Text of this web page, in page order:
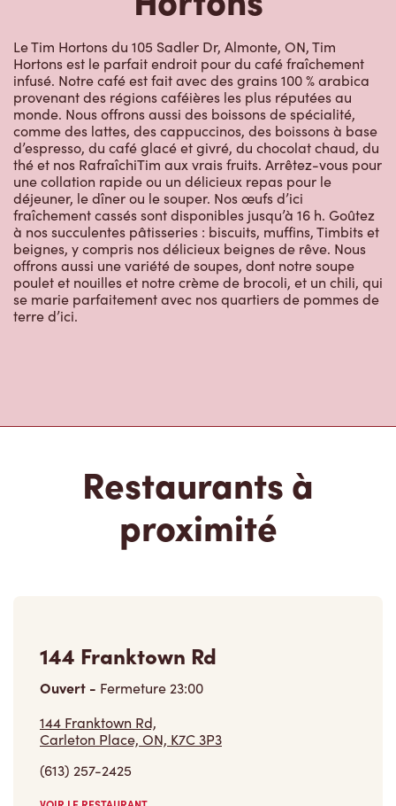
Le Tim Hortons du 105 Sadler Dr, Almonte, ON, Tim
Hortons est le parfait endroit pour du café fraîchement
infusé. Notre café est fait avec des grains 100 % arabica
provenant des régions caféières les plus réputées au
monde. Nous offrons aussi des boissons de spécialité,
comme des lattes, des cappuccinos, des boissons à base
d’espresso, du café glacé et givré, du chocolat chaud, du
thé et nos RafraîchiTim aux vrais fruits. Arrêtez-vous pour
une collation rapide ou un délicieux repas pour le
déjeuner, le dîner ou le souper. Nos œufs d’ici
fraîchement cassés sont disponibles jusqu’à 16 h. Goûtez
à nos succulentes pâtisseries : biscuits, muffins, Timbits et
beignes, y compris nos délicieux beignes de rêve. Nous
offrons aussi une variété de soupes, dont notre soupe
poulet et nouilles et notre crème de brocoli, et un chili, qui
se marie parfaitement avec nos quartiers de pommes de
terre d’ici.
proximité
Ouvert-Fermeture23:00
144 Franktown Rd,
Carleton Place, ON, K7C 3P3
(613) 257-2425
VOIR LE RESTAURANT